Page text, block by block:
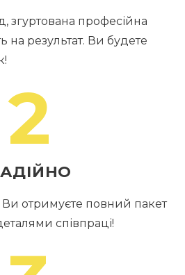
згуртована професійна
на результат. Ви будете
2
отримуєте повний пакет
співпраці!